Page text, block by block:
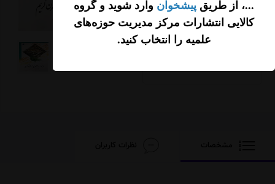
...، از طریق پیشخوان وارد شوید و گروه
کالایی انتشارات مرکز مدیریت حوزه‌های
علمیه را انتخاب کنید.
120,000
تومان